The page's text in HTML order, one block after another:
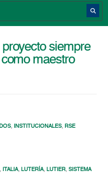
siempre
maestro
, INSTITUCIONALES, RSE
, ITALIA,LUTERÍA,LUTIER,SISTEMA